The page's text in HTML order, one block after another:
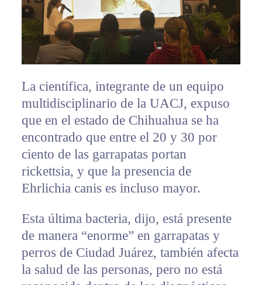
La científica, integrante de un equipo
multidisciplinario de la UACJ, expuso
que en el estado de Chihuahua se ha
encontrado que entre el 20 y 30 por
ciento de las garrapatas portan
rickettsia, y que la presencia de
Ehrlichia canis es incluso mayor.
Esta última bacteria, dijo, está presente
de manera “enorme” en garrapatas y
perros de Ciudad Juárez, también afecta
la salud de las personas, pero no está